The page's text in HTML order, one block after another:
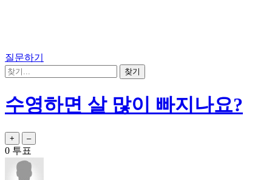
질문하기
수영하면 살 많이 빠지나요?
0 투표